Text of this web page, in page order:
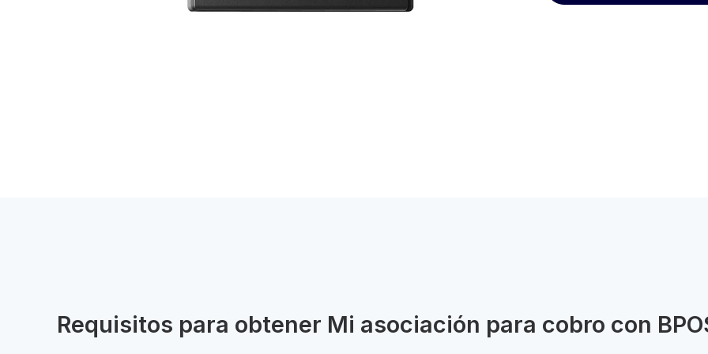
Requisitos para obtener Mi asociación para cobro con